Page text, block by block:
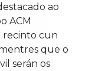
ao
ACM
recinto cun
que o
serán os